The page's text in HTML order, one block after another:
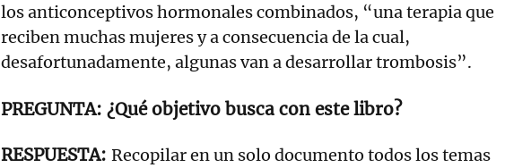
los anticonceptivos hormonales combinados, “una terapia que
reciben muchas mujeres y a consecuencia de la cual,
desafortunadamente, algunas van a desarrollar trombosis”.
¿Qué objetivo busca con este libro?
Recopilar en un solo documento todos los temas